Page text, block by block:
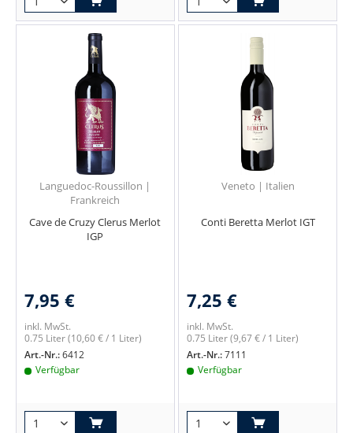
Languedoc-Roussillon |
Frankreich
Cave de Cruzy Clerus Merlot
IGP
7,95 €
inkl. MwSt.
0.75 Liter(10,60 € / 1 Liter)
Art.-Nr.:6412
Verfügbar
Veneto | Italien
Conti Beretta Merlot IGT
7,25 €
inkl. MwSt.
0.75 Liter(9,67 € / 1 Liter)
Art.-Nr.:7111
Verfügbar